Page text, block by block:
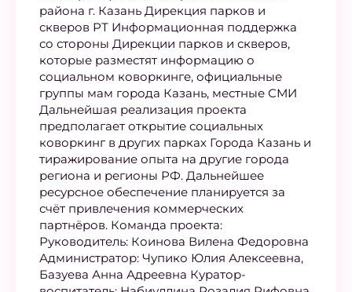
района г. Казань Дирекция парков и
скверов РТ Информационная поддержка
со стороны Дирекции парков и скверов,
которые разместят информацию о
социальном коворкинге, официальные
группы мам города Казань, местные СМИ
Дальнейшая реализация проекта
предполагает открытие социальных
коворкинг в других парках Города Казань и
тиражирование опыта на другие города
региона и регионы РФ. Дальнейшее
ресурсное обеспечение планируется за
счёт привлечения коммерческих
партнёров. Команда проекта:
Руководитель: Коинова Вилена Федоровна
Администратор: Чупико Юлия Алексеевна,
Базуева Анна Адреевна Куратор-